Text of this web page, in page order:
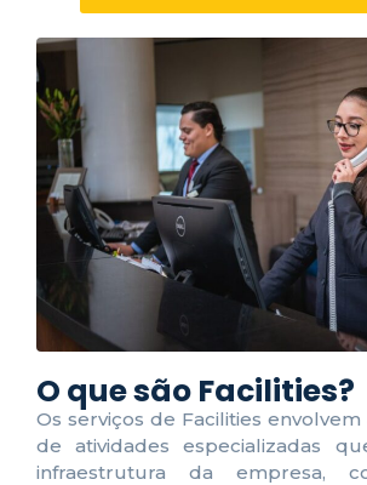
O que são Facilities?
Os serviços de Facilities
de atividades especializadas
infraestrutura da empresa,